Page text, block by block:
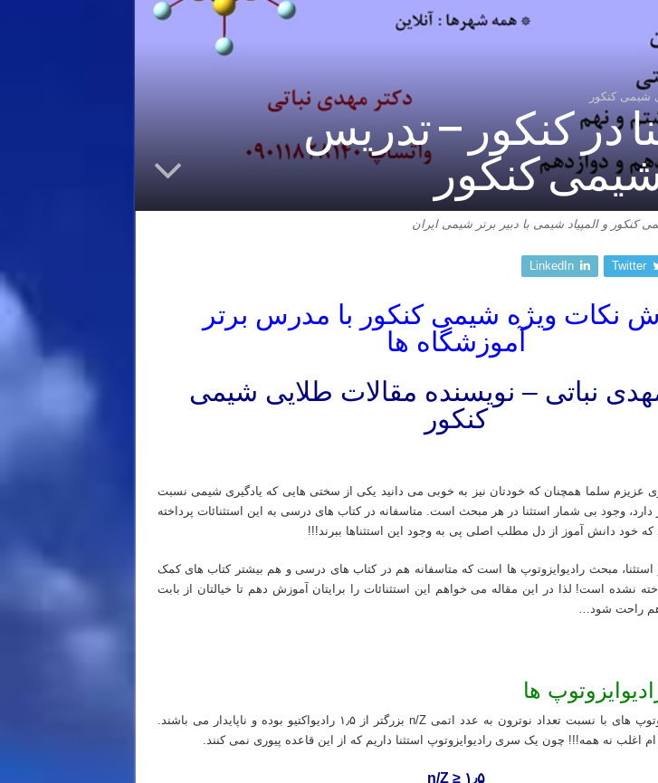
شیمی کنکور
در کنکور – تدریس
کنکور
و المپیاد شیمی با دبیر برتر شیمی ایران
Twitter
LinkedIn
نکات ویژه شیمی کنکور با مدرس برتر
آموزشگاه ها
نباتی – نویسنده مقالات طلایی شیمی
کنکور
عزیزم سلما همچنان که خودتان نیز به خوبی می دانید یکی از سختی هایی که یادگیری شیمی نسبت
دارد، وجود بی شمار استثنا در هر مبحث است. متاسفانه در کتاب های درسی به این استثنائات پرداخته
که خود دانش آموز از دل مطلب اصلی پی به وجود این استثناها ببرند!!!
استثنا، مبحث رادیوایزوتوپ ها است که متاسفانه هم در کتاب های درسی و هم بیشتر کتاب های کمک
نشده است! لذا در این مقاله می خواهم این استثنائات را برایتان آموزش دهم تا خیالتان از بابت
راحت شود…
ها
اغلب ایزوتوپ های با نسبت تعداد نوترون به عدد اتمی n/Z بزرگتر از ۱٫۵ رادیواکتیو بوده و ناپایدار می باشند.
اغلب نه همه!!! چون یک سری رادیوایزوتوپ استثنا داریم که از این قاعده پیوری نمی کنند.
n/Z ≥ ۱٫۵